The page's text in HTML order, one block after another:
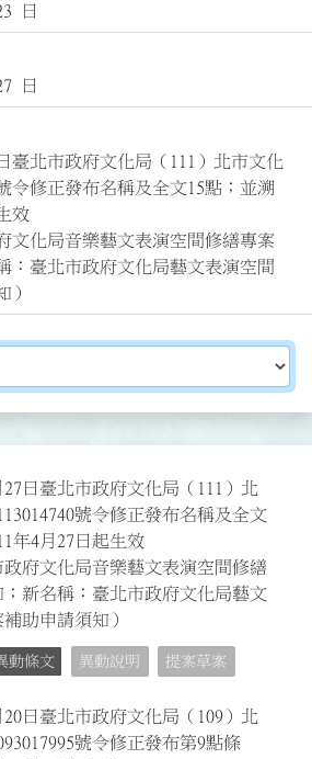
日
日
臺北市政府文化局（111）北市文化
令修正發布名稱及全文15點；並溯
效
文化局音樂藝文表演空間修繕專案
：臺北市政府文化局藝文表演空間
）
27日臺北市政府文化局（111）北
號令修正發布名稱及全文
年4月27日起生效
政府文化局音樂藝文表演空間修繕
新名稱：臺北市政府文化局藝文
助申請須知）
動條文 異動說明 提案草案
20日臺北市政府文化局（109）北
號令修正發布第9點條